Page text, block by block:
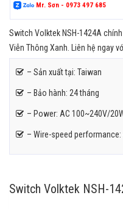
Mr. Sơn - 0973 497 685
Switch Volktek NSH-1424A
Viễn Thông Xanh. Liên hệ ngay
– Sản xuất tại: Taiwan
– Bảo hành: 24 tháng
– Power: AC 100~240V/
– Wire-speed performance:
Switch Volktek NSH-